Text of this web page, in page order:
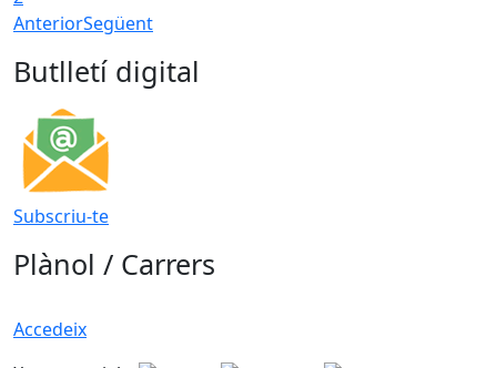
AnteriorSegüent
Butlletí digital
Subscriu-te
Plànol / Carrers
Accedeix